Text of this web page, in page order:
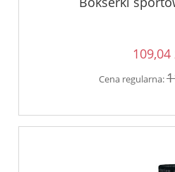
109,04
Cena regularna: